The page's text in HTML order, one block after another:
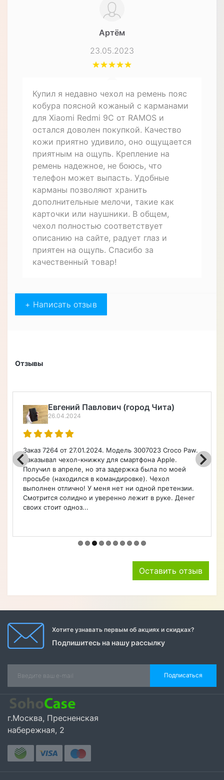
Артём
23.05.2023
Купил я недавно чехол на ремень пояс
кобура поясной кожаный c карманами
для Xiaomi Redmi 9C от RAMOS и
остался доволен покупкой. Качество
кожи приятно удивило, оно ощущается
приятным на ощупь. Крепление на
ремень надежное, не боюсь, что
телефон может выпасть. Удобные
карманы позволяют хранить
дополнительные мелочи, такие как
карточки или наушники. В общем,
чехол полностью соответствует
описанию на сайте, радует глаз и
приятен на ощупь. Спасибо за
качественный товар!
+ Написать отзыв
Отзывы
Алексей Верегин
22.04.2024
Порадовал широкий ассортимент по каталогу на
чехлы, очень быстро оформил заказ. Чехол удобный.
Советую.
Оставить отзыв
Хотите узнавать первым об акциях и скидках?
Подпишитесь на нашу рассылку
Подписаться
г.Москва, Пресненская
набережная, 2